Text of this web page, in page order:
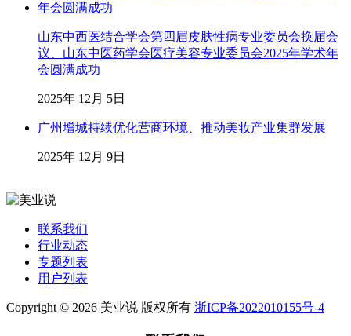
山东中西医结合学会第四届皮肤性病专业委员会换届会
议、山东中医药学会医疗美容专业委员会2025年学术年
会圆满成功
2025年 12月 5日
广州增城持续优化营商环境、推动美妆产业集群发展
2025年 12月 9日
联系我们
行业动态
专题列表
用户列表
Copyright © 2026 美业说 版权所有 浙ICP备2022010155号-4